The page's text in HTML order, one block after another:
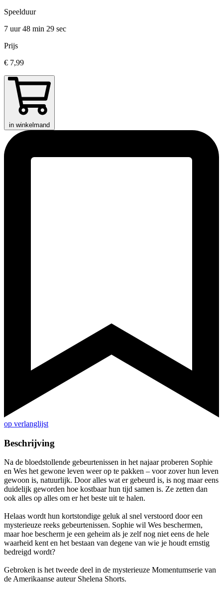
Speelduur
7 uur 48 min 29 sec
Prijs
€ 7,99
in winkelmand
op verlanglijst
Beschrijving
Na de bloedstollende gebeurtenissen in het najaar proberen Sophie
en Wes het gewone leven weer op te pakken – voor zover hun leven
gewoon is, natuurlijk. Door alles wat er gebeurd is, is nog maar eens
duidelijk geworden hoe kostbaar hun tijd samen is. Ze zetten dan
ook alles op alles om er het beste uit te halen.
Helaas wordt hun kortstondige geluk al snel verstoord door een
mysterieuze reeks gebeurtenissen. Sophie wil Wes beschermen,
maar hoe bescherm je een geheim als je zelf nog niet eens de hele
waarheid kent en het bestaan van degene van wie je houdt ernstig
bedreigd wordt?
Gebroken is het tweede deel in de mysterieuze Momentumserie van
de Amerikaanse auteur Shelena Shorts.